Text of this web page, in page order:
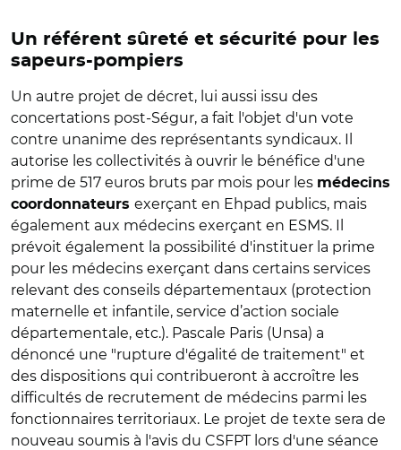
Un référent sûreté et sécurité pour les
sapeurs-pompiers
Un autre projet de décret, lui aussi issu des
concertations post-Ségur, a fait l'objet d'un vote
contre unanime des représentants syndicaux. Il
autorise les collectivités à ouvrir le bénéfice d'une
prime de 517 euros bruts par mois pour les médecins
coordonnateurs exerçant en Ehpad publics, mais
également aux médecins exerçant en ESMS. Il
prévoit également la possibilité d'instituer la prime
pour les médecins exerçant dans certains services
relevant des conseils départementaux (protection
maternelle et infantile, service d’action sociale
départementale, etc.). Pascale Paris (Unsa) a
dénoncé une "rupture d'égalité de traitement" et
des dispositions qui contribueront à accroître les
difficultés de recrutement de médecins parmi les
fonctionnaires territoriaux. Le projet de texte sera de
nouveau soumis à l'avis du CSFPT lors d'une séance